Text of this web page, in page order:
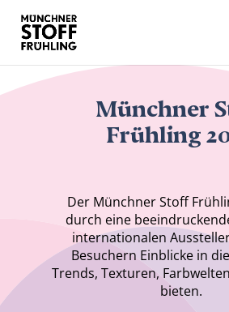
Münchner
Frühling
Der Münchner Stoff
durch eine
internationalen
Besuchern Einblicke in
Trends, Texturen,
bieten.